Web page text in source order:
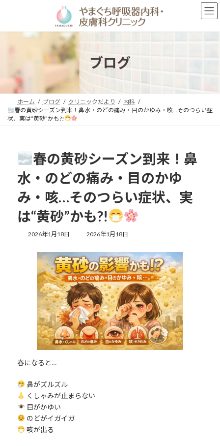
ン
プ
ー
動
ブログ
ホーム ブログ クリニックだより
内科
春の黄砂シーズン到来！鼻水・のどの痛み・目のかゆみ・咳…そのつらい症
状、実は“黄砂”かも?!
春の黄砂シーズン到来！鼻
水・のどの痛み・目のかゆ
み・咳…そのつらい症状、実
は“黄砂”かも?!
2026年1月18日
最
更
新
日
時
:
2026年1月18日
春になると…
鼻がズルズル
くしゃみが止まらない
目がかゆい
のどがイガイガ
咳が出る